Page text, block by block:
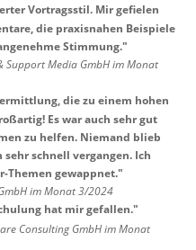
Vortragsstil. Mir gefielen
die praxisnahen Beispiele
Stimmung."
Support Media GmbH im Monat
die zu einem hohen
Es war auch sehr gut
zu helfen. Niemand blieb
schnell vergangen. Ich
Themen gewappnet."
im Monat 3/2024
hat mir gefallen."
Consulting GmbH im Monat